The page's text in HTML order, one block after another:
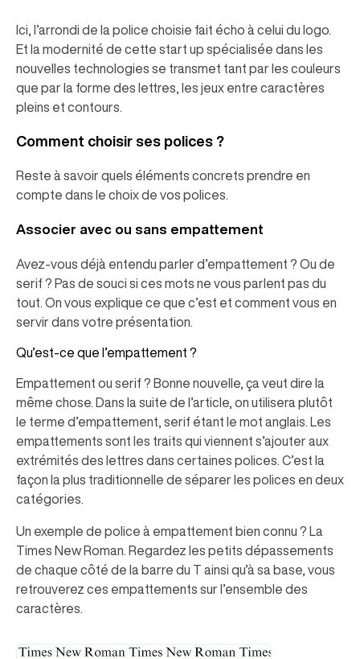
Ici, l’arrondi de la police choisie fait écho à celui du logo.
Et la modernité de cette start up spécialisée dans les
nouvelles technologies se transmet tant par les couleurs
que par la forme des lettres, les jeux entre caractères
pleins et contours.
Comment choisir ses polices ?
Reste à savoir quels éléments concrets prendre en
compte dans le choix de vos polices.
Associer avec ou sans empattement
Avez-vous déjà entendu parler d’empattement ? Ou de
serif ? Pas de souci si ces mots ne vous parlent pas du
tout. On vous explique ce que c’est et comment vous en
servir dans votre présentation.
Qu’est-ce que l’empattement ?
Empattement ou serif ? Bonne nouvelle, ça veut dire la
même chose. Dans la suite de l’article, on utilisera plutôt
le terme d’empattement, serif étant le mot anglais. Les
empattements sont les traits qui viennent s’ajouter aux
extrémités des lettres dans certaines polices. C’est la
façon la plus traditionnelle de séparer les polices en deux
catégories.
Un exemple de police à empattement bien connu ? La
Times New Roman. Regardez les petits dépassements
de chaque côté de la barre du T ainsi qu’à sa base, vous
retrouverez ces empattements sur l’ensemble des
caractères.